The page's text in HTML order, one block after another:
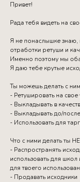
Привет!
Рада тебя видеть на
Я не понаслышке
отработки ретуши и
Именно поэтому мы
Я даю тебе крутые
Ты можешь делать с
- Ретушировать на
- Выкладывать в
- Выкладывать до/после
- Использовать для
Что с ними делать ты
- Распространять
использовать для
для твоего
- Продавать исходники